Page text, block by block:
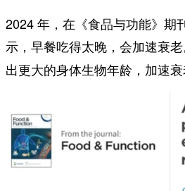
2024 年，在《食品与功能》期
示， 早餐吃得太晚，会加速衰老
出更大的身体生物年龄，加速衰